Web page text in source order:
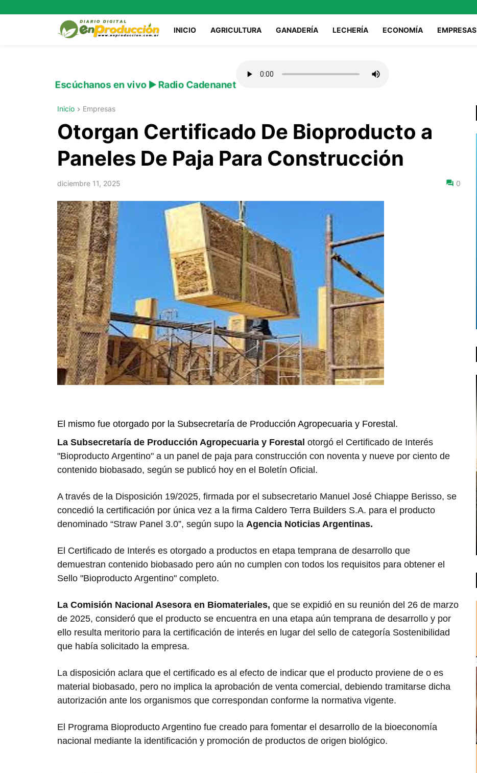
INICIO AGRICULTURA GANADERÍA LECHERÍA ECONOMÍA EMPRESAS
Escúchanos en vivo ▶️ Radio Cadenanet
Inicio Empresas
Otorgan Certificado De Bioproducto a
Paneles De Paja Para Construcción
diciembre 11, 2025 0
El mismo fue otorgado por la Subsecretaría de Producción Agropecuaria y Forestal.
La Subsecretaría de Producción Agropecuaria y Forestal otorgó el Certificado de Interés
"Bioproducto Argentino" a un panel de paja para construcción con noventa y nueve por ciento de
contenido biobasado, según se publicó hoy en el Boletín Oficial.
A través de la Disposición 19/2025, firmada por el subsecretario Manuel José Chiappe Berisso, se
concedió la certificación por única vez a la firma Caldero Terra Builders S.A. para el producto
denominado “Straw Panel 3.0”, según supo la Agencia Noticias Argentinas.
El Certificado de Interés es otorgado a productos en etapa temprana de desarrollo que
demuestran contenido biobasado pero aún no cumplen con todos los requisitos para obtener el
Sello "Bioproducto Argentino" completo.
La Comisión Nacional Asesora en Biomateriales, que se expidió en su reunión del 26 de marzo
de 2025, consideró que el producto se encuentra en una etapa aún temprana de desarrollo y por
ello resulta meritorio para la certificación de interés en lugar del sello de categoría Sostenibilidad
que había solicitado la empresa.
La disposición aclara que el certificado es al efecto de indicar que el producto proviene de o es
material biobasado, pero no implica la aprobación de venta comercial, debiendo tramitarse dicha
autorización ante los organismos que correspondan conforme la normativa vigente.
El Programa Bioproducto Argentino fue creado para fomentar el desarrollo de la bioeconomía
nacional mediante la identificación y promoción de productos de origen biológico.